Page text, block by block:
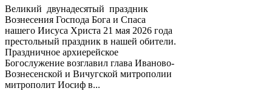
Великий двунадесятый праздник
Вознесения Господа Бога и Спаса
нашего Иисуса Христа 21 мая 2026 года
престольный праздник в нашей обители.
Праздничное архиерейское
Богослужение возглавил глава Иваново-
Вознесенской и Вичугской митрополии
митрополит Иосиф в...